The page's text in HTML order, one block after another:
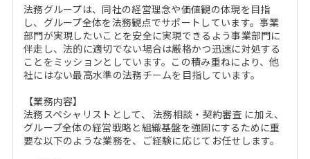
MBAを生かす求人特集
年齢と年収の相関図
MBA NETWORKING
法務グループは、同社の経営理念や価値観の体現を目指
し、グループ全体を法務観点でサポートしています。事業
部門が実現したいことを安全に実現できるよう事業部門に
伴走し、法的に適切でない場合は厳格かつ迅速に対処する
ことをミッションとしています。この積み重ねにより、他
社にはない最高水準の法務チームを目指しています。
【業務内容】
法務スペシャリストとして、 法務相談・契約審査 に加え、
グループ全体の経営戦略と組織基盤を強固にするために重
要な以下のような業務を、ご経験に応じてお任せします。